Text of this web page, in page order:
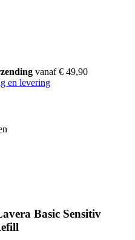
vanaf € 49,90
en levering
Basic Sensitiv